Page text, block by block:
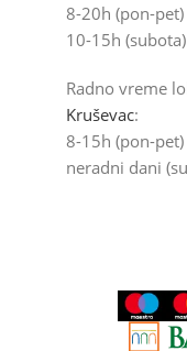
8-20h (pon-pet)
10-15h (subota)
Radno vreme
Kruševac:
8-15h (pon-pet)
neradni dani